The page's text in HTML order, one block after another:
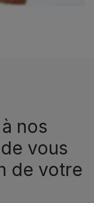
nos
vous
de votre